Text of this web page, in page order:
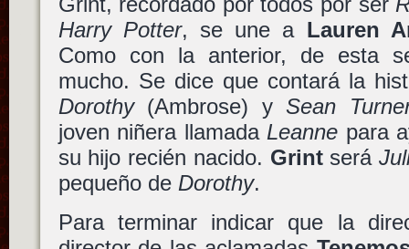
Harry Potter, se une a Lauren
Como con la anterior, de esta
mucho. Se dice que contará la
Dorothy(Ambrose) ySean
joven niñera llamada Leanne para
su hijo recién nacido. Grintserá
pequeño de Dorothy.
Para terminar indicar que la